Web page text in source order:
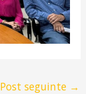
Post seguinte →